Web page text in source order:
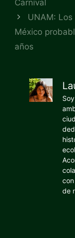
Carnival
UNAM:
México
años
de